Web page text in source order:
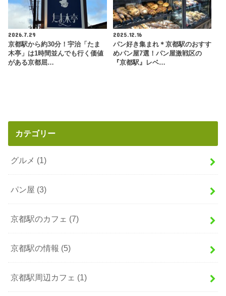
2026.7.29
京都駅から約30分！宇治「たま
木亭」は1時間並んでも行く価値
がある京都屈…
2025.12.16
パン好き集まれ＊京都駅のおすす
めパン屋7選！パン屋激戦区の
『京都駅』レベ…
カテゴリー
グルメ (1)
パン屋 (3)
京都駅のカフェ (7)
京都駅の情報 (5)
京都駅周辺カフェ (1)